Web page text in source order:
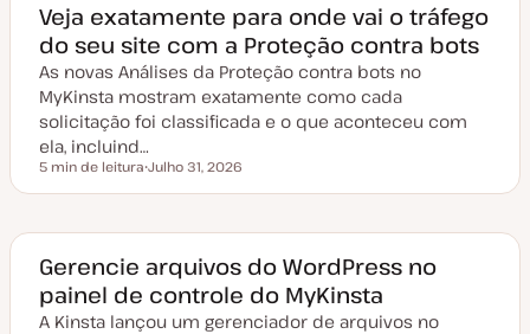
Veja exatamente para onde vai o tráfego
do seu site com a Proteção contra bots
As novas Análises da Proteção contra bots no
MyKinsta mostram exatamente como cada
solicitação foi classificada e o que aconteceu com
ela, incluind…
Tempo de leitura
5 min de leitura
a
a
e
a
u
a
Julho 31, 2026
Gerencie arquivos do WordPress no
painel de controle do MyKinsta
A Kinsta lançou um gerenciador de arquivos no